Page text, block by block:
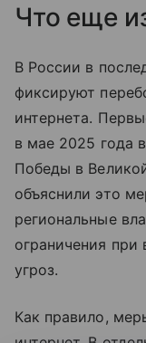
Что еще
В России в
фиксируют
интернета.
в мае 2025 года
Победы в
объяснили это
региональные
ограничения при
угроз.
Как правило,